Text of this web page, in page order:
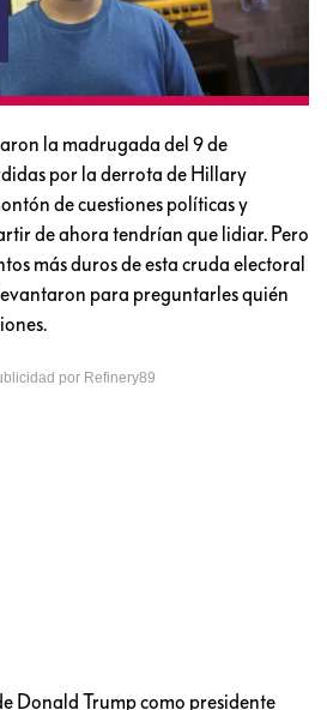
la madrugada del 9 de
por la derrota de Hillary
de cuestiones políticas y
de ahora tendrían que lidiar. Pero
más duros de esta cruda electoral
para preguntarles quién
por Refinery89
Donald Trump como presidente